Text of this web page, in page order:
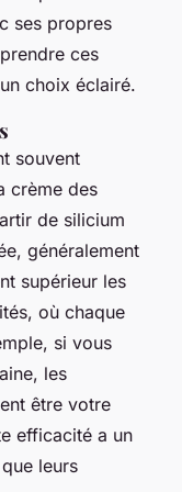
ses propres
ces
choix éclairé.
souvent
crème des
de silicium
généralement
supérieur les
où chaque
si vous
les
être votre
efficacité a un
leurs